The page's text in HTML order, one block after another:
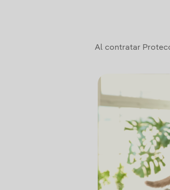
Al contratar